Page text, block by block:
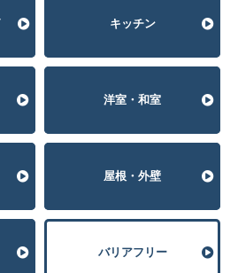
キッチン
洋室・和室
屋根・外壁
バリアフリー